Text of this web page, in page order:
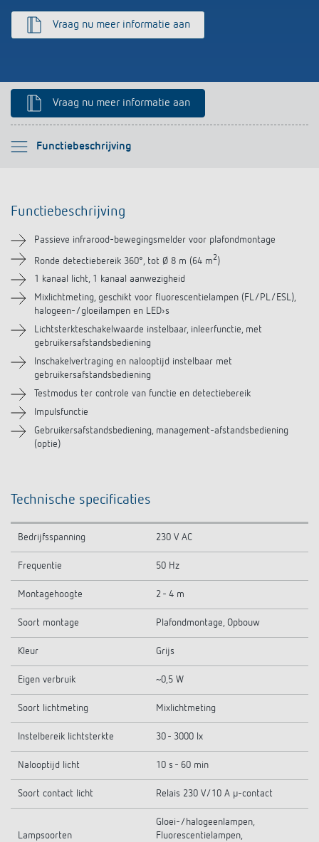
Impulsrelais: licht eenvoudig, efficiënt en
Vraag nu meer informatie aan
Vraag nu meer informatie aan
Functiebeschrijving
Selecteer alstublieft
Technische informatie
Downloads
Accessoires
Soortgelijke producten
Functiebeschrijving
Passieve infrarood-bewegingsmelder voor plafondmontage
Ronde detectiebereik 360°, tot Ø 8 m (64 m2)
1 kanaal licht, 1 kanaal aanwezigheid
Mixlichtmeting, geschikt voor fluorescentielampen (FL/PL/ESL),
halogeen-/gloeilampen en LED›s
Lichtsterkteschakelwaarde instelbaar, inleerfunctie, met
gebruikersafstandsbediening
Inschakelvertraging en nalooptijd instelbaar met
gebruikersafstandsbediening
Testmodus ter controle van functie en detectiebereik
Impulsfunctie
Gebruikersafstandsbediening, management-afstandsbediening
(optie)
Technische specificaties
Bedrijfsspanning 230 V AC
Frequentie 50 Hz
Montagehoogte 2 - 4 m
Soort montage Plafondmontage, Opbouw
Kleur Grijs
Eigen verbruik ~0,5 W
Soort lichtmeting Mixlichtmeting
Instelbereik lichtsterkte 30 - 3000 lx
Nalooptijd licht 10 s - 60 min
Soort contact licht Relais 230 V/10 A µ-contact
Lampsoorten
Gloei-/halogeenlampen,
Fluorescentielampen,